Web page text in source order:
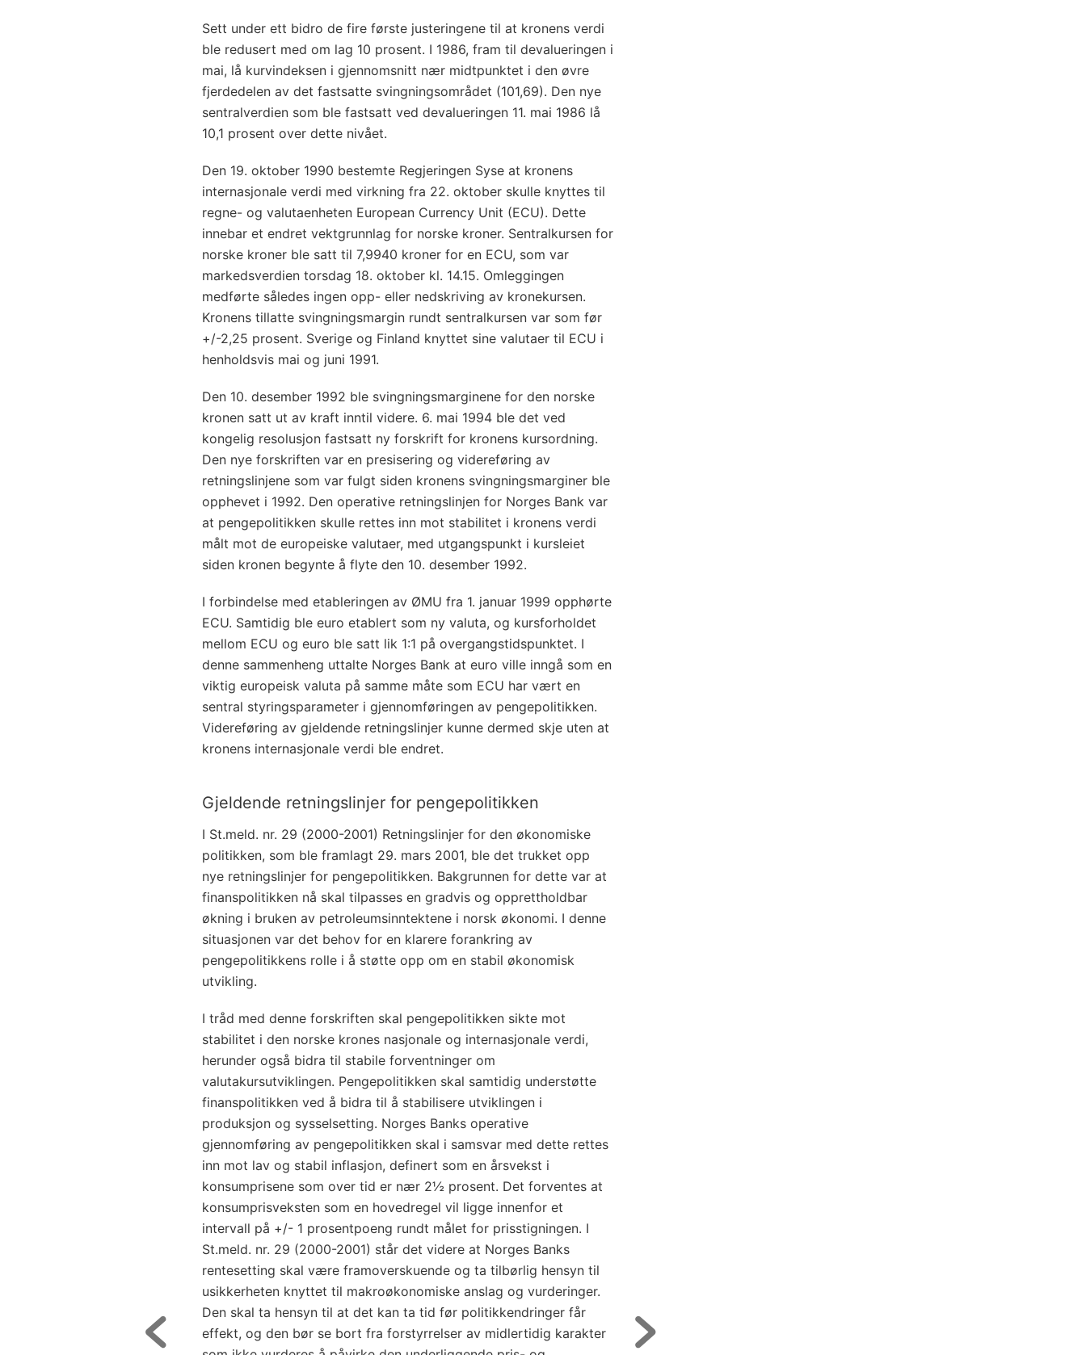
Sett under ett bidro de fire første justeringene til at kronens verdi
ble redusert med om lag 10 prosent. I 1986, fram til devalueringen i
mai, lå kurvindeksen i gjennomsnitt nær midtpunktet i den øvre
fjerdedelen av det fastsatte svingningsområdet (101,69). Den nye
sentralverdien som ble fastsatt ved devalueringen 11. mai 1986 lå
10,1 prosent over dette nivået.
Den 19. oktober 1990 bestemte Regjeringen Syse at kronens
internasjonale verdi med virkning fra 22. oktober skulle knyttes til
regne- og valutaenheten European Currency Unit (ECU). Dette
innebar et endret vektgrunnlag for norske kroner. Sentralkursen for
norske kroner ble satt til 7,9940 kroner for en ECU, som var
markedsverdien torsdag 18. oktober kl. 14.15. Omleggingen
medførte således ingen opp- eller nedskriving av kronekursen.
Kronens tillatte svingningsmargin rundt sentralkursen var som før
+/-2,25 prosent. Sverige og Finland knyttet sine valutaer til ECU i
henholdsvis mai og juni 1991.
Den 10. desember 1992 ble svingningsmarginene for den norske
kronen satt ut av kraft inntil videre. 6. mai 1994 ble det ved
kongelig resolusjon fastsatt ny forskrift for kronens kursordning.
Den nye forskriften var en presisering og videreføring av
retningslinjene som var fulgt siden kronens svingningsmarginer ble
opphevet i 1992. Den operative retningslinjen for Norges Bank var
at pengepolitikken skulle rettes inn mot stabilitet i kronens verdi
målt mot de europeiske valutaer, med utgangspunkt i kursleiet
siden kronen begynte å flyte den 10. desember 1992.
I forbindelse med etableringen av ØMU fra 1. januar 1999 opphørte
ECU. Samtidig ble euro etablert som ny valuta, og kursforholdet
mellom ECU og euro ble satt lik 1:1 på overgangstidspunktet. I
denne sammenheng uttalte Norges Bank at euro ville inngå som en
viktig europeisk valuta på samme måte som ECU har vært en
sentral styringsparameter i gjennomføringen av pengepolitikken.
Videreføring av gjeldende retningslinjer kunne dermed skje uten at
kronens internasjonale verdi ble endret.
Gjeldende retningslinjer for pengepolitikken
I St.meld. nr. 29 (2000-2001) Retningslinjer for den økonomiske
politikken, som ble framlagt 29. mars 2001, ble det trukket opp
nye retningslinjer for pengepolitikken. Bakgrunnen for dette var at
finanspolitikken nå skal tilpasses en gradvis og opprettholdbar
økning i bruken av petroleumsinntektene i norsk økonomi. I denne
situasjonen var det behov for en klarere forankring av
pengepolitikkens rolle i å støtte opp om en stabil økonomisk
utvikling.
I tråd med denne forskriften skal pengepolitikken sikte mot
stabilitet i den norske krones nasjonale og internasjonale verdi,
herunder også bidra til stabile forventninger om
valutakursutviklingen. Pengepolitikken skal samtidig understøtte
finanspolitikken ved å bidra til å stabilisere utviklingen i
produksjon og sysselsetting. Norges Banks operative
gjennomføring av pengepolitikken skal i samsvar med dette rettes
inn mot lav og stabil inflasjon, definert som en årsvekst i
konsumprisene som over tid er nær 2½ prosent. Det forventes at
konsumprisveksten som en hovedregel vil ligge innenfor et
intervall på +/- 1 prosentpoeng rundt målet for prisstigningen. I
St.meld. nr. 29 (2000-2001) står det videre at Norges Banks
rentesetting skal være framoverskuende og ta tilbørlig hensyn til
usikkerheten knyttet til makroøkonomiske anslag og vurderinger.
Den skal ta hensyn til at det kan ta tid før politikkendringer får
effekt, og den bør se bort fra forstyrrelser av midlertidig karakter